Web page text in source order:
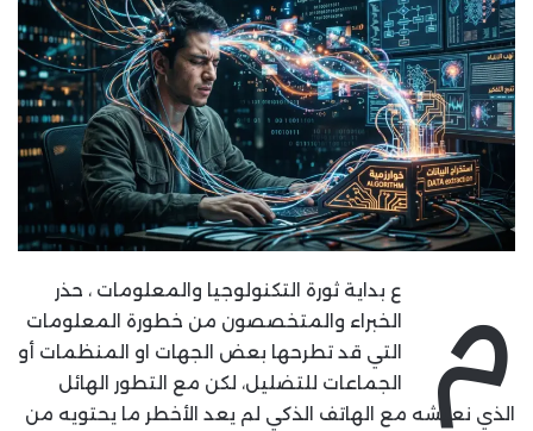
م
ع بداية ثورة التكنولوجيا والمعلومات ، حذر
الخبراء والمتخصصون من خطورة المعلومات
التي قد تطرحها بعض الجهات او المنظمات أو
الجماعات للتضليل، لكن مع التطور الهائل
الذي نعيشه مع الهاتف الذكي لم يعد الأخطر ما يحتويه من